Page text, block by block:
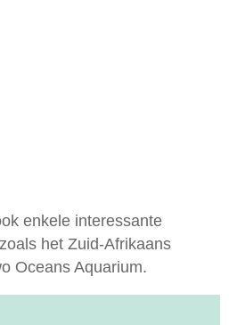
enkele interessante
het Zuid-Afrikaans
Oceans Aquarium.